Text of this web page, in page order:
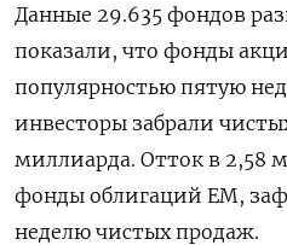
Данные 29.635 фондов
показали, что фонды
популярностью пятую
инвесторы забрали
миллиарда. Отток в 2,58
фонды облигаций EM,
неделю чистых продаж.